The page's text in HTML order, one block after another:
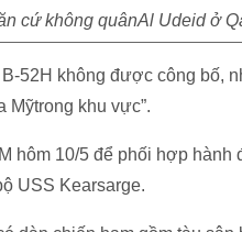
cứ không quânAl Udeid ở
52H không được công bố,
Mỹtrong khu vực”.
hôm 10/5 để phối hợp hành
USS Kearsarge.